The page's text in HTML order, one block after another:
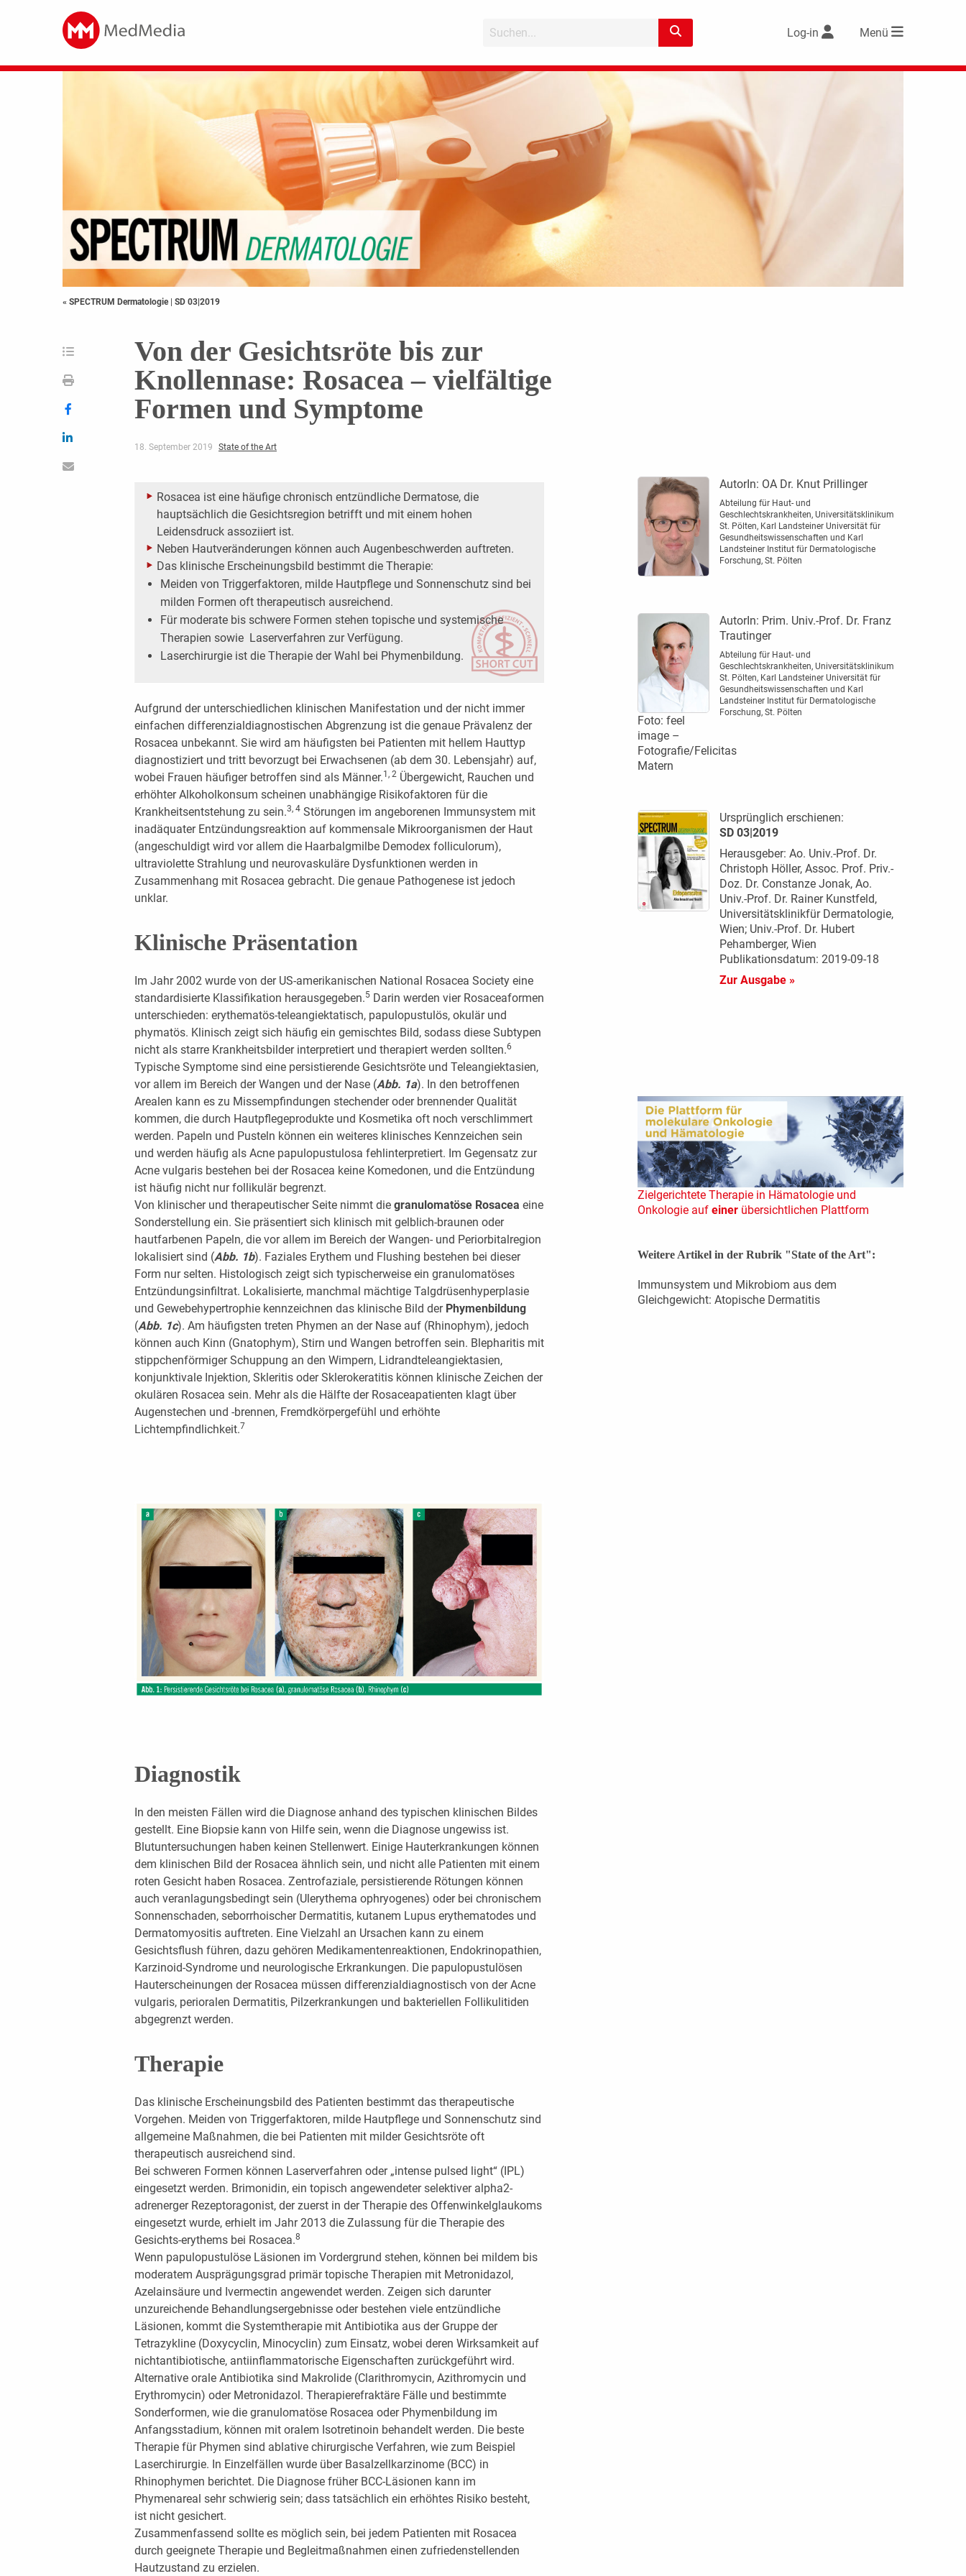
Log-in Menü
« SPECTRUM Dermatologie | SD 03|2019
Von der Gesichtsröte bis zur
Knollennase: Rosacea – vielfältige
Formen und Symptome
18. September 2019 State of the Art
Rosacea ist eine häufige chronisch entzündliche Dermatose, die
hauptsächlich die Gesichtsregion betrifft und mit einem hohen
Leidensdruck assoziiert ist.
Neben Hautveränderungen können auch Augenbeschwerden auftreten.
Das klinische Erscheinungsbild bestimmt die Therapie:
Meiden von Triggerfaktoren, milde Hautpflege und Sonnenschutz sind bei
milden Formen oft therapeutisch ausreichend.
Für moderate bis schwere Formen stehen topische und systemische
Therapien sowie ­ Laserverfahren zur Verfügung.
Laserchirurgie ist die Therapie der Wahl bei Phymenbildung.
Aufgrund der unterschiedlichen klinischen Manifestation und der nicht immer
einfachen differenzialdiagnostischen Abgrenzung ist die genaue Prävalenz der
Rosacea unbekannt. Sie wird am häufigsten bei Patienten mit hellem Hauttyp
diagnostiziert und tritt bevorzugt bei Erwachsenen (ab dem 30. Lebensjahr) auf,
wobei Frauen häufiger betroffen sind als Männer.1, 2Übergewicht, Rauchen und
erhöhter Alkoholkonsum scheinen unabhängige Risikofaktoren für die
Krankheitsentstehung zu sein.3, 4Störungen im angeborenen Immunsystem mit
inadäquater Entzündungsreaktion auf kommensale Mikroorganismen der Haut
(angeschuldigt wird vor allem die Haarbalgmilbe Demodex folliculorum),
ultraviolette Strahlung und neurovaskuläre Dysfunktionen werden in
Zusammenhang mit Rosacea gebracht. Die genaue Pathogenese ist jedoch
unklar.
Klinische Präsentation
Im Jahr 2002 wurde von der US-amerikanischen National Rosacea Society eine
standardisierte Klassifikation herausgegeben.5Darin werden vier Rosaceaformen
unterschieden: erythematös-teleangiektatisch, papulopustulös, okulär und
phymatös. Klinisch zeigt sich häufig ein gemischtes Bild, sodass diese Subtypen
nicht als starre Krankheitsbilder interpretiert und therapiert werden sollten.6
Typische Symptome sind eine persistierende Gesichtsröte und Teleangiektasien,
vor allem im Bereich der Wangen und der Nase (Abb. 1a). In den betroffenen
Arealen kann es zu Missempfindungen stechender oder brennender Qualität
kommen, die durch Hautpflegeprodukte und Kosmetika oft noch verschlimmert
werden. Papeln und Pusteln können ein weiteres klinisches Kennzeichen sein
und werden häufig als Acne papulopustulosa fehlinterpretiert. Im Gegensatz zur
Acne vulgaris bestehen bei der Rosacea keine Komedonen, und die Entzündung
ist häufig nicht nur follikulär begrenzt.
Von klinischer und therapeutischer Seite nimmt die granulomatöse Rosacea eine
Sonderstellung ein. Sie präsentiert sich klinisch mit gelblich-braunen oder
hautfarbenen Papeln, die vor allem im Bereich der Wangen- und Periorbitalregion
lokalisiert sind (Abb. 1b). Faziales Erythem und Flushing bestehen bei dieser
Form nur selten. Histologisch zeigt sich typischerweise ein granulomatöses
Entzündungsinfiltrat. Lokalisierte, manchmal mächtige Talgdrüsenhyperplasie
und Gewebehypertrophie kennzeichnen das klinische Bild der Phymenbildung
(Abb. 1c). Am häufigsten treten Phymen an der Nase auf (Rhinophym), jedoch
können auch Kinn (Gnatophym), Stirn und Wangen betroffen sein. Blepharitis mit
stippchenförmiger Schuppung an den Wimpern, Lidrandteleangiektasien,
konjunktivale Injektion, Skleritis oder Sklerokeratitis können klinische Zeichen der
okulären Rosacea sein. Mehr als die Hälfte der Rosaceapatienten klagt über
Augenstechen und -brennen, Fremdkörpergefühl und erhöhte
Lichtempfindlichkeit.7
Diagnostik
In den meisten Fällen wird die Diagnose anhand des typischen klinischen Bildes
gestellt. Eine Biopsie kann von Hilfe sein, wenn die Diagnose ungewiss ist.
Blutuntersuchungen haben keinen Stellenwert. Einige Hauterkrankungen können
dem klinischen Bild der Rosacea ähnlich sein, und nicht alle Patienten mit einem
roten Gesicht haben Rosacea. Zentrofaziale, persistierende Rötungen können
auch veranlagungsbedingt sein (Ulerythema ophryogenes) oder bei chronischem
Sonnenschaden, seborrhoischer Dermatitis, kutanem Lupus erythematodes und
Dermatomyositis auftreten. Eine Vielzahl an Ursachen kann zu einem
Gesichtsflush führen, dazu gehören Medikamentenreaktionen, Endokrinopathien,
Karzinoid-Syndrome und neurologische Erkrankungen. Die papulopustulösen
Hauterscheinungen der Rosacea müssen differenzialdiagnostisch von der Acne
vulgaris, perioralen Dermatitis, Pilzerkrankungen und bakteriellen Follikulitiden
abgegrenzt werden.
Therapie
Das klinische Erscheinungsbild des Patienten bestimmt das therapeutische
Vorgehen. Meiden von Triggerfaktoren, milde Hautpflege und Sonnenschutz sind
allgemeine Maßnahmen, die bei Patienten mit milder Gesichtsröte oft
therapeutisch ausreichend sind.
Bei schweren Formen können Laserverfahren oder „intense pulsed light“ (IPL)
eingesetzt werden. Brimonidin, ein topisch angewendeter selektiver alpha2-
adrenerger Rezeptoragonist, der zuerst in der Therapie des Offenwinkelglaukoms
eingesetzt wurde, erhielt im Jahr 2013 die Zulassung für die Therapie des
Gesichts-erythems bei Rosacea.8
Wenn papulopustulöse Läsionen im Vordergrund stehen, können bei mildem bis
moderatem Ausprägungsgrad primär topische Therapien mit Metronidazol,
Azelainsäure und Ivermectin angewendet werden. Zeigen sich darunter
unzureichende Behandlungsergebnisse oder bestehen viele entzündliche
Läsionen, kommt die Systemtherapie mit Antibiotika aus der Gruppe der
Tetrazykline (Doxycyclin, Minocyclin) zum Einsatz, wobei deren Wirksamkeit auf
nichtantibiotische, antiinflammatorische Eigenschaften zurückgeführt wird.
Alternative orale Antibiotika sind Makrolide (Clarithromycin, Azithromycin und
Erythromycin) oder Metronidazol. Therapierefraktäre Fälle und bestimmte
Sonderformen, wie die granulomatöse Rosacea oder Phymenbildung im
Anfangsstadium, können mit oralem Isotretinoin behandelt werden. Die beste
Therapie für Phymen sind ablative chirurgische Verfahren, wie zum Beispiel
Laserchirurgie. In Einzelfällen wurde über Basalzellkarzinome (BCC) in
Rhinophymen berichtet. Die Diagnose früher BCC-Läsionen kann im
Phymenareal sehr schwierig sein; dass tatsächlich ein erhöhtes Risiko besteht,
ist nicht gesichert.
Zusammenfassend sollte es möglich sein, bei jedem Patienten mit Rosacea
durch geeignete Therapie und Begleitmaßnahmen einen zufriedenstellenden
Hautzustand zu erzielen.
AutorIn: OA Dr. Knut Prillinger
Abteilung für Haut- und
Geschlechtskrankheiten, Universitätsklinikum
St. Pölten, Karl Landsteiner Universität für
Gesundheitswissenschaften und Karl
Landsteiner Institut für Dermatologische
Forschung, St. Pölten
Foto: feel
image –
Fotografie/Felicitas
Matern
AutorIn: Prim. Univ.-Prof. Dr. Franz
Trautinger
Abteilung für Haut- und
Geschlechtskrankheiten, Universitätsklinikum
St. Pölten, Karl Landsteiner Universität für
Gesundheitswissenschaften und Karl
Landsteiner Institut für Dermatologische
Forschung, St. Pölten
Ursprünglich erschienen:
SD 03|2019
Herausgeber: Ao. Univ.-Prof. Dr.
Christoph Höller, Assoc. Prof. Priv.-
Doz. Dr. Constanze Jonak, Ao.
Univ.-Prof. Dr. Rainer Kunstfeld,
Universitätsklinikfür Dermatologie,
Wien; Univ.-Prof. Dr. Hubert
Pehamberger, Wien
Publikationsdatum: 2019-09-18
Zur Ausgabe »
Zielgerichtete Therapie in Hämatologie und
Onkologie auf einerübersichtlichen Plattform
Weitere Artikel in der Rubrik "State of the Art":
Immunsystem und Mikrobiom aus dem
Gleichgewicht: Atopische Dermatitis